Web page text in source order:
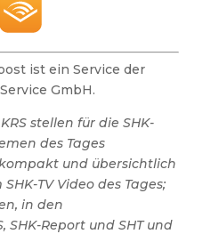
ist ein Service der
GmbH.
stellen für die SHK-
des Tages
und übersichtlich
TV Video des Tages;
in den
SHK-Report und SHT und